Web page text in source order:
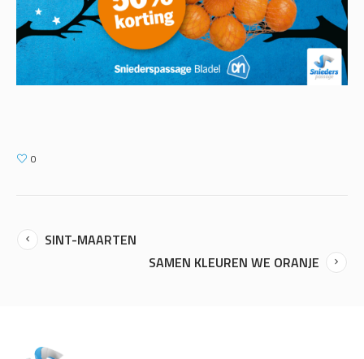
0
SINT-MAARTEN
SAMEN KLEUREN WE ORANJE